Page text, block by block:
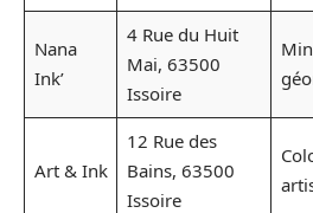
Nana
Ink’
4 Rue du Huit
Mai, 63500
Issoire
Art & Ink
12 Rue des
Bains, 63500
Issoire